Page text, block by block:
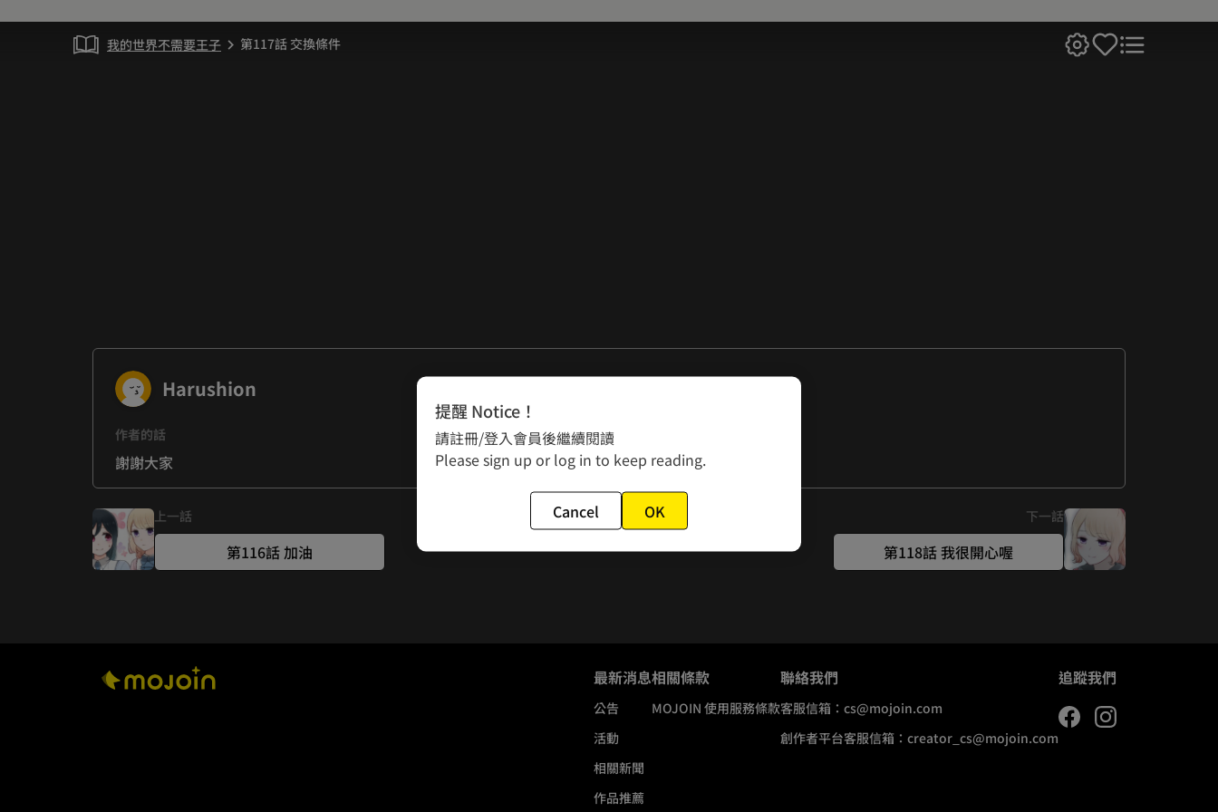
我的世界不需要王子 chevron_right 第117話 交換條件
Harushion
作者的話
謝謝大家
上一話
第116話 加油
下一話
第118話 我很開心喔
最新消息
公告
活動
相關新聞
作品推薦
相關條款
MOJOIN 使用服務條款
聯絡我們
客服信箱： cs@mojoin.com
創作者平台客服信箱： creator_cs@mojoin.com
追蹤我們
提醒 Notice！
請註冊/登入會員後繼續閱讀
Please sign up or log in to keep reading.
Cancel OK